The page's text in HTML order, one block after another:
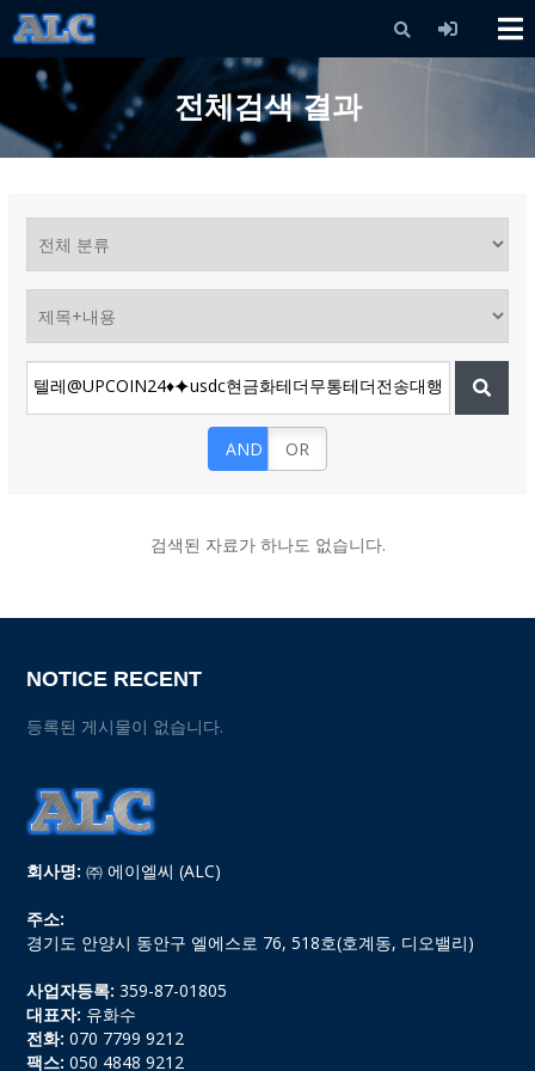
전체검색 결과
AND OR
검색된 자료가 하나도 없습니다.
회사명: ㈜ 에이엘씨 (ALC)
주소:
경기도 안양시 동안구 엘에스로 76, 518호(호계동, 디오밸리)
사업자등록: 359-87-01805
대표자: 유화수
전화: 070 7799 9212
팩스: 050 4848 9212
NOTICE RECENT
등록된 게시물이 없습니다.